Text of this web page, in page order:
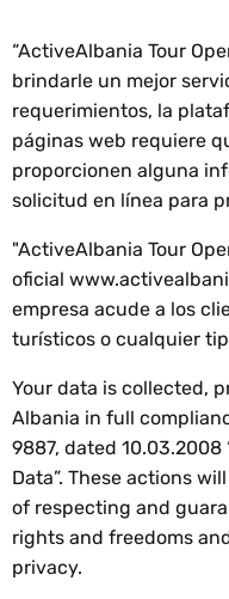
“ActiveAlbania Tour
brindarle un mejor
requerimientos, la
páginas web requiere
proporcionen alguna
solicitud en línea para
"ActiveAlbania Tour
oficial
empresa acude a los
turísticos o cualquier
Your data is collected,
Albania in full
9887, dated 10.03.2008
Data”. These actions
of respecting and
rights and freedoms
privacy.